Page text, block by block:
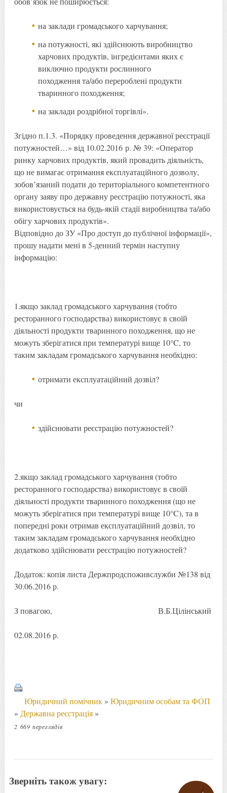
на заклади громадського харчування;
на потужності, які здійснюють виробництво
харчових продуктів, інгредієнтами яких є
виключно продукти рослинного
походження та/або перероблені продукти
тваринного походження;
на заклади роздрібної торгівлі».
Згідно п.1.3. «Порядку проведення державної реєстрації
потужностей…» від 10.02.2016 р. № 39: «Оператор
ринку харчових продуктів, який провадить діяльність,
що не вимагає отримання експлуатаційного дозволу,
зобов’язаний подати до територіального компетентного
органу заяву про державну реєстрацію потужності, яка
використовується на будь-якій стадії виробництва та/або
обігу харчових продуктів».
Відповідно до ЗУ «Про доступ до публічної інформації»,
прошу надати мені в 5-денний термін наступну
інформацію:
1.якщо заклад громадського харчування (тобто
ресторанного господарства) використовує в своїй
діяльності продукти тваринного походження, що не
можуть зберігатися при температурі вище 10°C, то
таким закладам громадського харчування необхідно:
отримати експлуатаційний дозвіл?
чи
здійснювати реєстрацію потужностей?
2.якщо заклад громадського харчування (тобто
ресторанного господарства) використовує в своїй
діяльності продукти тваринного походження (що не
можуть зберігатися при температурі вище 10°C), та в
попередні роки отримав експлуатаційний дозвіл, то
таким закладам громадського харчування необхідно
додатково здійснювати реєстрацію потужностей?
Додаток: копія листа Держпродспоживслужби №138 від
30.06.2016 р.
З повагою, В.Б.Цілінський
02.08.2016 р.
Юридичний помічник» Юридичним особам та ФОП
» Державна реєстрація»
2 669 переглядів
Зверніть також увагу: